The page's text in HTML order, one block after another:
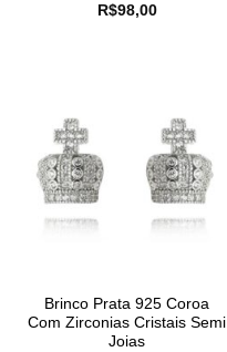
R$98,00
Brinco Prata 925 Coroa
Com Zirconias Cristais Semi
Joias